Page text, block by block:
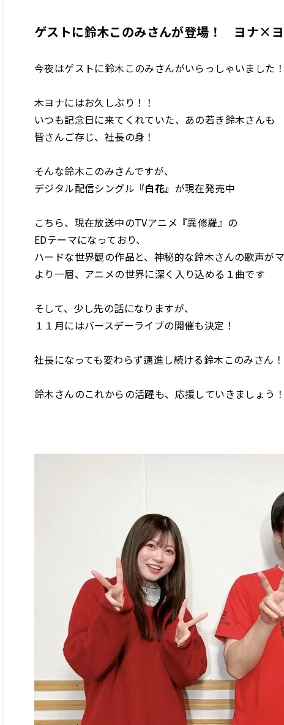
ゲストに鈴木このみさんが登場！ ヨナ×ヨ
今夜はゲストに鈴木このみさんがいらっしゃいました！
木ヨナにはお久しぶり！！
いつも記念日に来てくれていた、あの若き鈴木さんも
皆さんご存じ、社長の身！
そんな鈴木このみさんですが、
デジタル配信シングル 『白花』 が現在発売中
こちら、現在放送中のTVアニメ『異修羅』の
EDテーマになっており、
ハードな世界観の作品と、神秘的な鈴木さんの歌声が
より一層、アニメの世界に深く入り込める１曲です
そして、少し先の話になりますが、
１１月にはバースデーライブの開催も決定！
社長になっても変わらず邁進し続ける鈴木このみさん！
鈴木さんのこれからの活躍も、応援していきましょう！